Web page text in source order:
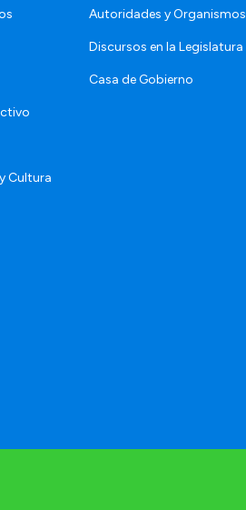
Cultura
Autoridades y Organismos
Discursos en la Legislatura
Casa de Gobierno